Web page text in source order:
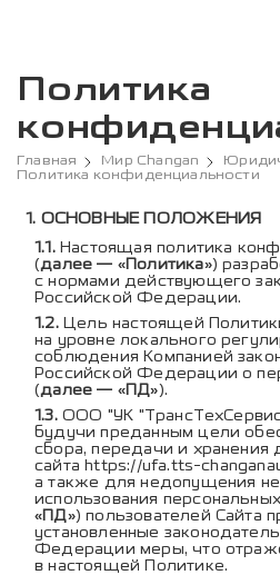
Политика
Главная Мир Changan
Политика конфиденциальности
Содержание
ОСНОВНЫЕ ПОЛОЖЕНИЯ
Настоящая политика
(далее — «Политика»)
с нормами действующего
Российской Федерации.
Цель настоящей
на уровне локального
соблюдения Компанией
Российской Федерации о
(далее — «ПД»).
ООО "УК
будучи преданным цели
сбора, передачи и хранения
сайта https://ufa.tts-
а также для недопущения
использования
«ПД») пользователей Сайта
установленные
Федерации меры, что
в настоящей Политике.